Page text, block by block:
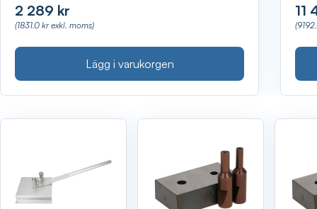
2 289 kr
(1831.0 kr exkl. moms)
Lägg i varukorgen
11